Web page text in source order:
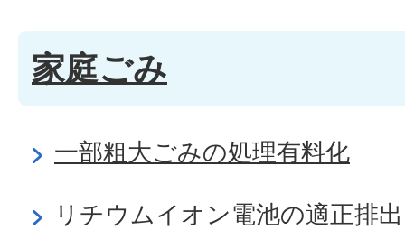
家庭ごみ
一部粗大ごみの処理有料化
リチウムイオン電池の適正排